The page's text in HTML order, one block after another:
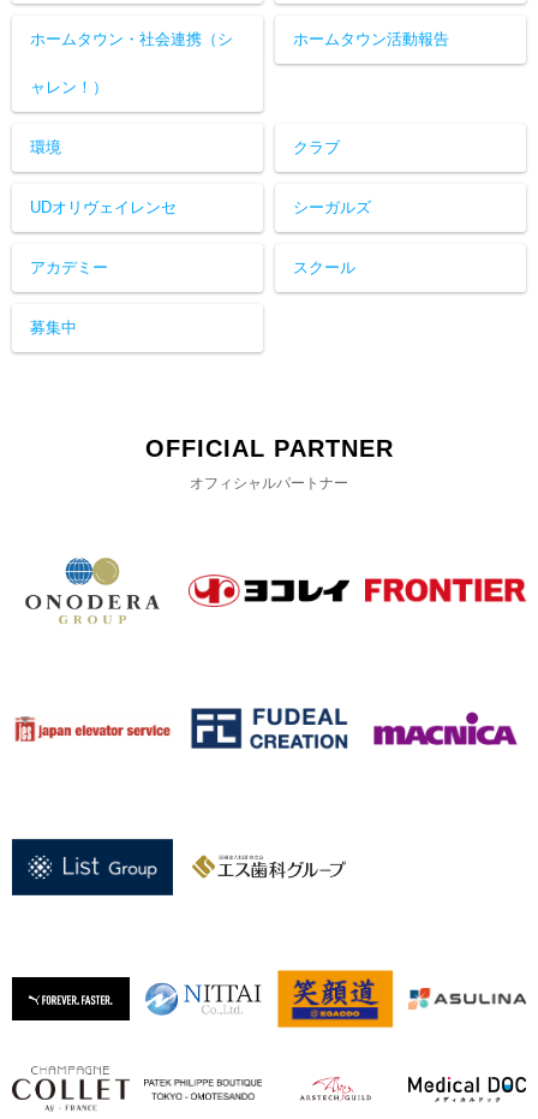
ホームタウン・社会連携（シ
ャレン！）
ホームタウン活動報告
環境 クラブ
UDオリヴェイレンセ シーガルズ
アカデミー スクール
募集中
OFFICIAL PARTNER
オフィシャルパートナー